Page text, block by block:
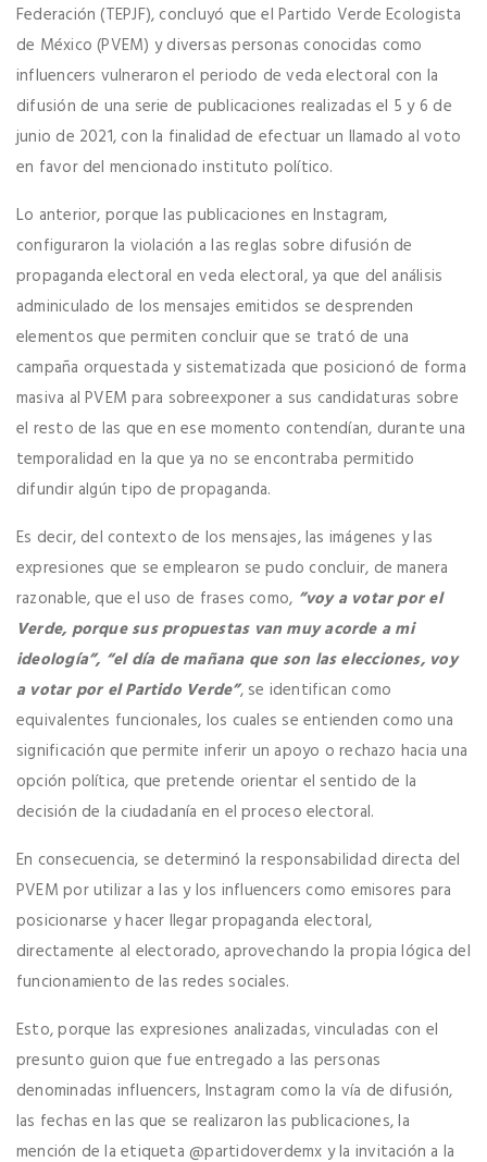
Federación (TEPJF), concluyó que el Partido Verde Ecologista
de México (PVEM) y diversas personas conocidas como
influencers vulneraron el periodo de veda electoral con la
difusión de una serie de publicaciones realizadas el 5 y 6 de
junio de 2021, con la finalidad de efectuar un llamado al voto
en favor del mencionado instituto político.
Lo anterior, porque las publicaciones en Instagram,
configuraron la violación a las reglas sobre difusión de
propaganda electoral en veda electoral, ya que del análisis
adminiculado de los mensajes emitidos se desprenden
elementos que permiten concluir que se trató de una
campaña orquestada y sistematizada que posicionó de forma
masiva al PVEM para sobreexponer a sus candidaturas sobre
el resto de las que en ese momento contendían, durante una
temporalidad en la que ya no se encontraba permitido
difundir algún tipo de propaganda.
Es decir, del contexto de los mensajes, las imágenes y las
expresiones que se emplearon se pudo concluir, de manera
razonable, que el uso de frases como, ”voy a votar por el
Verde, porque sus propuestas van muy acorde a mi
ideología”, “el día de mañana que son las elecciones, voy
a votar por el Partido Verde”, se identifican como
equivalentes funcionales, los cuales se entienden como una
significación que permite inferir un apoyo o rechazo hacia una
opción política, que pretende orientar el sentido de la
decisión de la ciudadanía en el proceso electoral.
En consecuencia, se determinó la responsabilidad directa del
PVEM por utilizar a las y los influencers como emisores para
posicionarse y hacer llegar propaganda electoral,
directamente al electorado, aprovechando la propia lógica del
funcionamiento de las redes sociales.
Esto, porque las expresiones analizadas, vinculadas con el
presunto guion que fue entregado a las personas
denominadas influencers, Instagram como la vía de difusión,
las fechas en las que se realizaron las publicaciones, la
mención de la etiqueta @partidoverdemx y la invitación a la